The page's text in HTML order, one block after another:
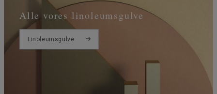
Alle vores linoleumsgulve
Linoleumsgulve